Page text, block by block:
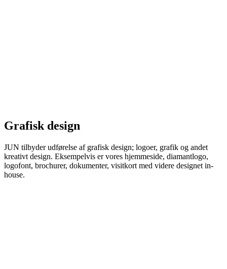
Grafisk design
JUN tilbyder udførelse af grafisk design; logoer, grafik og andet
kreativt design. Eksempelvis er vores hjemmeside, diamantlogo,
logofont, brochurer, dokumenter, visitkort med videre designet in-
house.